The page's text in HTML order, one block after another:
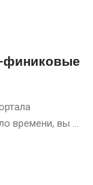
финиковые
времени, вы ...